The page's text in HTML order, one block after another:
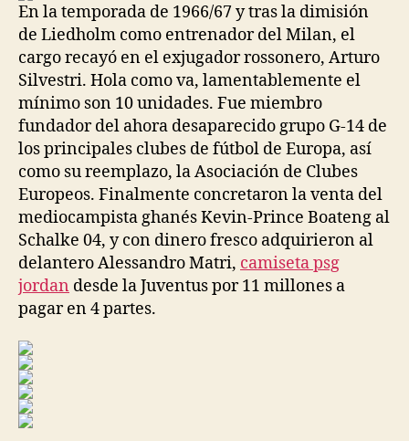
En la temporada de 1966/67 y tras la dimisión
de Liedholm como entrenador del Milan, el
cargo recayó en el exjugador rossonero, Arturo
Silvestri. Hola como va, lamentablemente el
mínimo son 10 unidades. Fue miembro
fundador del ahora desaparecido grupo G-14 de
los principales clubes de fútbol de Europa, así
como su reemplazo, la Asociación de Clubes
Europeos. Finalmente concretaron la venta del
mediocampista ghanés Kevin-Prince Boateng al
Schalke 04, y con dinero fresco adquirieron al
delantero Alessandro Matri, camiseta psg
jordan desde la Juventus por 11 millones a
pagar en 4 partes.